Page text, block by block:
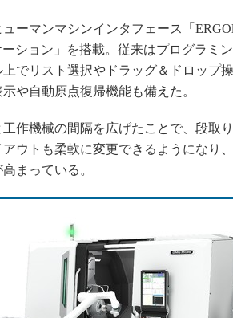
ーマンマシンインタフェース「
ーション」を搭載。従来はプログラミ
でリスト選択やドラッグ＆ドロップ
や自動原点復帰機能も備えた。
作機械の間隔を広げたことで、段取
ウトも柔軟に変更できるようになり
まっている。